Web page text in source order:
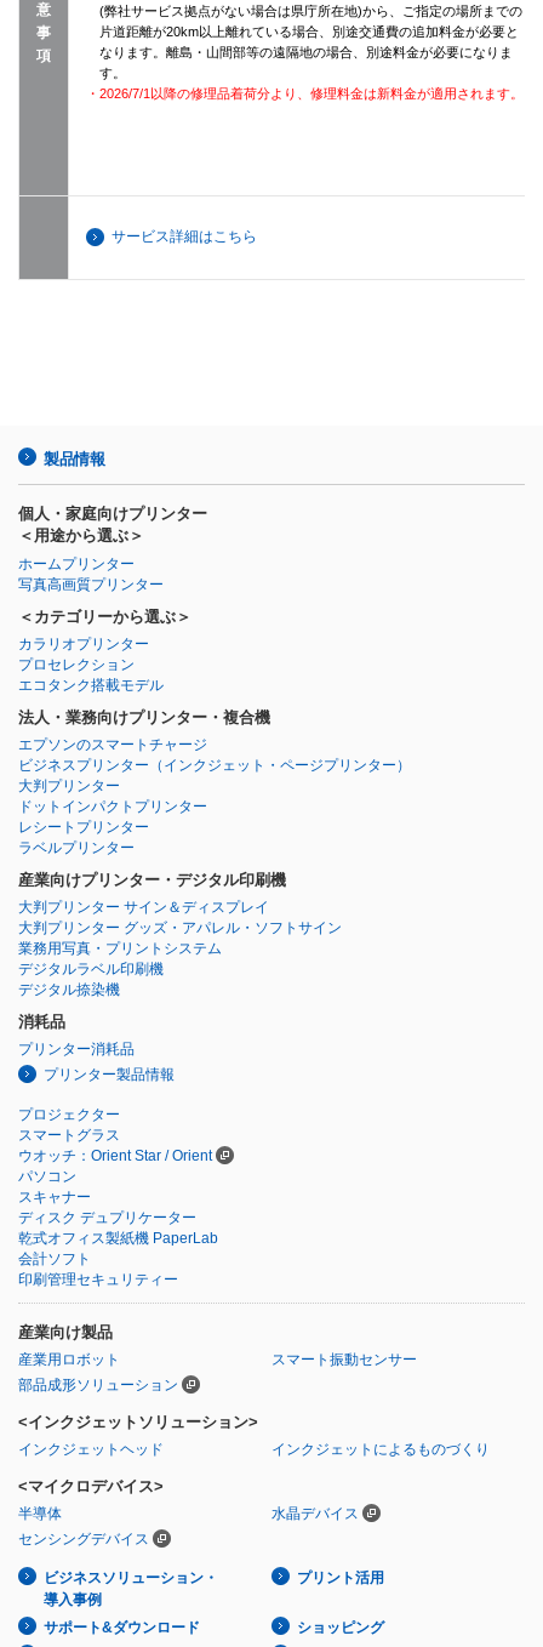
意
事
項
(弊社サービス拠点がない場合は県庁所在地)から、ご指定の場所までの
片道距離が20km以上離れている場合、別途交通費の追加料金が必要と
なります。離島・山間部等の遠隔地の場合、別途料金が必要になりま
す。
・2026/7/1以降の修理品着荷分より、修理料金は新料金が適用されます。
サービス詳細はこちら
製品情報
個人・家庭向けプリンター
＜用途から選ぶ＞
ホームプリンター
写真高画質プリンター
＜カテゴリーから選ぶ＞
カラリオプリンター
プロセレクション
エコタンク搭載モデル
法人・業務向けプリンター・複合機
エプソンのスマートチャージ
ビジネスプリンター （インクジェット・ページプリンター）
大判プリンター
ドットインパクトプリンター
レシートプリンター
ラベルプリンター
産業向けプリンター・デジタル印刷機
大判プリンター サイン＆ディスプレイ
大判プリンター グッズ・アパレル・ソフトサイン
業務用写真・プリントシステム
デジタルラベル印刷機
デジタル捺染機
消耗品
プリンター消耗品
プリンター製品情報
プロジェクター
スマートグラス
ウオッチ：Orient Star / Orient
パソコン
スキャナー
ディスク デュプリケーター
乾式オフィス製紙機 PaperLab
会計ソフト
印刷管理セキュリティー
産業向け製品
産業用ロボット
スマート振動センサー
部品成形ソリューション
<インクジェットソリューション>
インクジェットヘッド インクジェットによるものづくり
<マイクロデバイス>
半導体
水晶デバイス
センシングデバイス
ビジネスソリューション・
導入事例
プリント活用
サポート&ダウンロード ショッピング